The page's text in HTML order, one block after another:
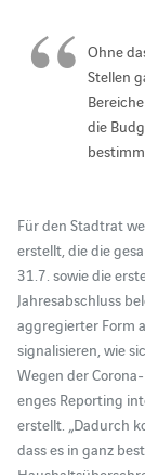
Ohne
Stellen
die
Für den Stadtrat
erstellt, die die
31.7. sowie die
Jahresabschluss
aggregierter Form
signalisieren, wie
Wegen der
enges Reporting
erstellt. „Dadurch
dass es in ganz